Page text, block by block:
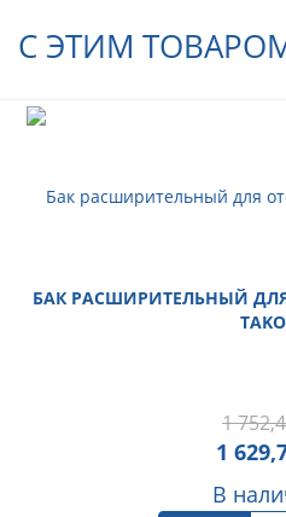
С ЭТИМ
БАК РАСШИРИТЕЛЬНЫЙ ДЛЯ
1
1
В